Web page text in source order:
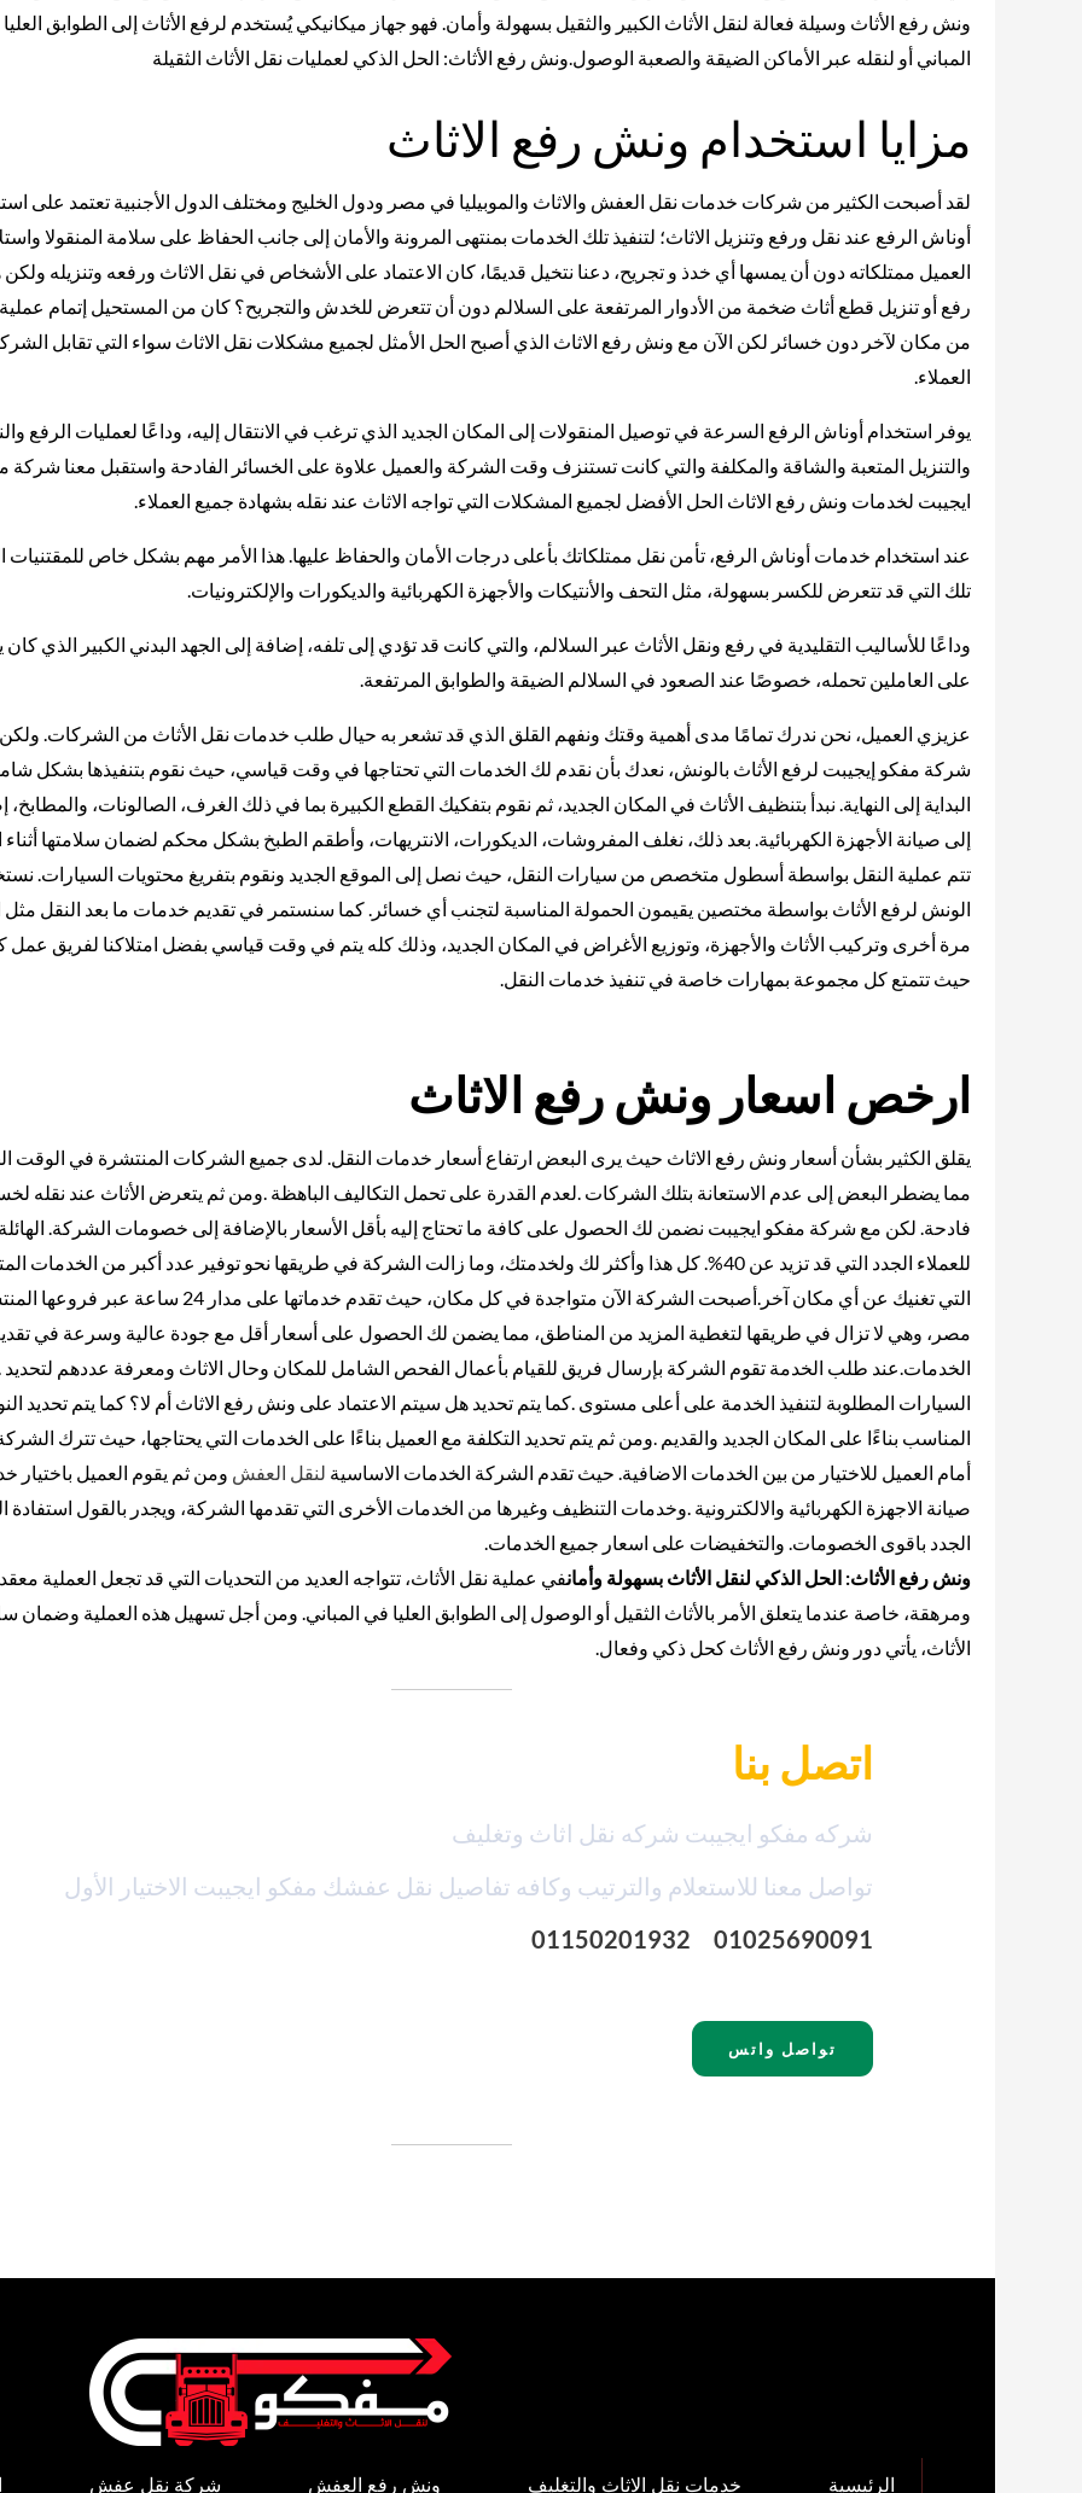
ونش رفع الأثاث وسيلة فعالة لنقل الأثاث الكبير والثقيل بسهولة وأمان. فهو جهاز ميكانيكي يُستخدم لرفع الأثاث إلى الطوابق
المباني أو لنقله عبر الأماكن الضيقة والصعبة الوصول.ونش رفع الأثاث: الحل الذكي لعمليات نقل الأثاث الثقيلة
مزايا استخدام ونش رفع الاثاث
لقد أصبحت الكثير من شركات خدمات نقل العفش والاثاث والموبيليا في مصر ودول الخليج ومختلف الدول الأجنبية تعتمد على
أوناش الرفع عند نقل ورفع وتنزيل الاثاث؛ لتنفيذ تلك الخدمات بمنتهى المرونة والأمان إلى جانب الحفاظ على سلامة المنقولا
العميل ممتلكاته دون أن يمسها أي خدذ و تجريح، دعنا نتخيل قديمًا، كان الاعتماد على الأشخاص في نقل الاثاث ورفعه وتنزيله
رفع أو تنزيل قطع أثاث ضخمة من الأدوار المرتفعة على السلالم دون أن تتعرض للخدش والتجريح؟ كان من المستحيل إتمام عملية
من مكان لآخر دون خسائر لكن الآن مع ونش رفع الاثاث الذي أصبح الحل الأمثل لجميع مشكلات نقل الاثاث سواء التي تقابل
العملاء.
يوفر استخدام أوناش الرفع السرعة في توصيل المنقولات إلى المكان الجديد الذي ترغب في الانتقال إليه، وداعًا لعمليات الرفع
والتنزيل المتعبة والشاقة والمكلفة والتي كانت تستنزف وقت الشركة والعميل علاوة على الخسائر الفادحة واستقبل معنا شركة
ايجيبت لخدمات ونش رفع الاثاث الحل الأفضل لجميع المشكلات التي تواجه الاثاث عند نقله بشهادة جميع العملاء.
عند استخدام خدمات أوناش الرفع، تأمن نقل ممتلكاتك بأعلى درجات الأمان والحفاظ عليها. هذا الأمر مهم بشكل خاص للمقتنيات
تلك التي قد تتعرض للكسر بسهولة، مثل التحف والأنتيكات والأجهزة الكهربائية والديكورات والإلكترونيات.
وداعًا للأساليب التقليدية في رفع ونقل الأثاث عبر السلالم، والتي كانت قد تؤدي إلى تلفه، إضافة إلى الجهد البدني الكبير الذي
على العاملين تحمله، خصوصًا عند الصعود في السلالم الضيقة والطوابق المرتفعة.
عزيزي العميل، نحن ندرك تمامًا مدى أهمية وقتك ونفهم القلق الذي قد تشعر به حيال طلب خدمات نقل الأثاث من الشركات.
شركة مفكو إيجيبت لرفع الأثاث بالونش، نعدك بأن نقدم لك الخدمات التي تحتاجها في وقت قياسي، حيث نقوم بتنفيذها بشكل
البداية إلى النهاية. نبدأ بتنظيف الأثاث في المكان الجديد، ثم نقوم بتفكيك القطع الكبيرة بما في ذلك الغرف، الصالونات، والمطابخ،
إلى صيانة الأجهزة الكهربائية. بعد ذلك، نغلف المفروشات، الديكورات، الانتريهات، وأطقم الطبخ بشكل محكم لضمان سلامتها أثناء
تتم عملية النقل بواسطة أسطول متخصص من سيارات النقل، حيث نصل إلى الموقع الجديد ونقوم بتفريغ محتويات السيارات.
الونش لرفع الأثاث بواسطة مختصين يقيمون الحمولة المناسبة لتجنب أي خسائر. كما سنستمر في تقديم خدمات ما بعد النقل مثل
مرة أخرى وتركيب الأثاث والأجهزة، وتوزيع الأغراض في المكان الجديد، وذلك كله يتم في وقت قياسي بفضل امتلاكنا لفريق عمل
حيث تتمتع كل مجموعة بمهارات خاصة في تنفيذ خدمات النقل.
ارخص اسعار ونش رفع الاثاث
يقلق الكثير بشأن أسعار ونش رفع الاثاث حيث يرى البعض ارتفاع أسعار خدمات النقل. لدى جميع الشركات المنتشرة في الوقت
مما يضطر البعض إلى عدم الاستعانة بتلك الشركات .لعدم القدرة على تحمل التكاليف الباهظة .ومن ثم يتعرض الأثاث عند نقله
فادحة. لكن مع شركة مفكو ايجيبت نضمن لك الحصول على كافة ما تحتاج إليه بأقل الأسعار بالإضافة إلى خصومات الشركة.
للعملاء الجدد التي قد تزيد عن 40%. كل هذا وأكثر لك ولخدمتك، وما زالت الشركة في طريقها نحو توفير عدد أكبر من الخدمات
التي تغنيك عن أي مكان آخر.
أصبحت الشركة الآن متواجدة في كل مكان، حيث تقدم خدماتها على مدار 24
مصر، وهي لا تزال في طريقها لتغطية المزيد من المناطق، مما يضمن لك الحصول على أسعار أقل مع جودة عالية وسرعة في
الخدمات.عند طلب الخدمة تقوم الشركة بإرسال فريق للقيام بأعمال الفحص الشامل للمكان وحال الاثاث ومعرفة عددهم لتحديد
السيارات المطلوبة لتنفيذ الخدمة على أعلى مستوى .كما يتم تحديد هل سيتم الاعتماد على ونش رفع الاثاث أم لا؟ كما يتم تحديد
المناسب بناءًا على المكان الجديد والقديم .ومن ثم يتم تحديد التكلفة مع العميل بناءًا على الخدمات التي يحتاجها، حيث تترك
أمام العميل للاختيار من بين الخدمات الاضافية. حيث تقدم الشركة الخدمات الاساسية لنقل العفش ومن ثم يقوم العميل باختيار
صيانة الاجهزة الكهربائية والالكترونية .وخدمات التنظيف وغيرها من الخدمات الأخرى التي تقدمها الشركة، ويجدر بالقول استفادة
الجدد باقوى الخصومات. والتخفيضات على اسعار جميع الخدمات.
ونش رفع الأثاث: الحل الذكي لنقل الأثاث بسهولة وأمانفي عملية نقل الأثاث، تتواجه العديد من التحديات التي قد تجعل العملية
ومرهقة، خاصة عندما يتعلق الأمر بالأثاث الثقيل أو الوصول إلى الطوابق العليا في المباني. ومن أجل تسهيل هذه العملية وضمان
الأثاث، يأتي دور ونش رفع الأثاث كحل ذكي وفعال.
اتصل بنا
شركه مفكو ايجيبت شركه نقل اثاث وتغليف
تواصل معنا للاستعلام والترتيب وكافه تفاصيل نقل عفشك مفكو ايجيبت الاختيار الأول
01025690091
–
01150201932
تواصل واتس
الرئيسية خدمات نقل الاثاث والتغليف ونش رفع العفش شركة نقل عفش